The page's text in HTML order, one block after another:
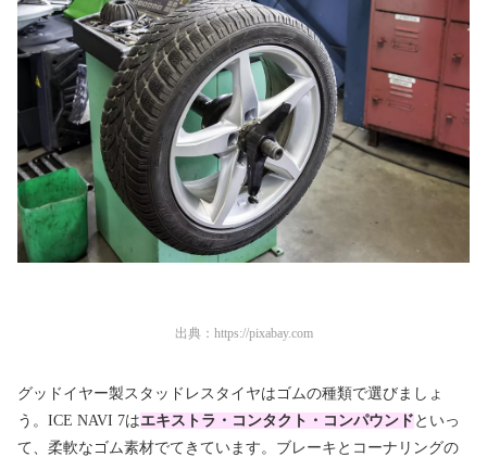
出典： https://pixabay.com
グッドイヤー製スタッドレスタイヤはゴムの種類で選びましょ
う。 ICE NAVI 7はエキストラ・コンタクト・コンパウンド といっ
て、柔軟なゴム素材でてきています。ブレーキとコーナリングの